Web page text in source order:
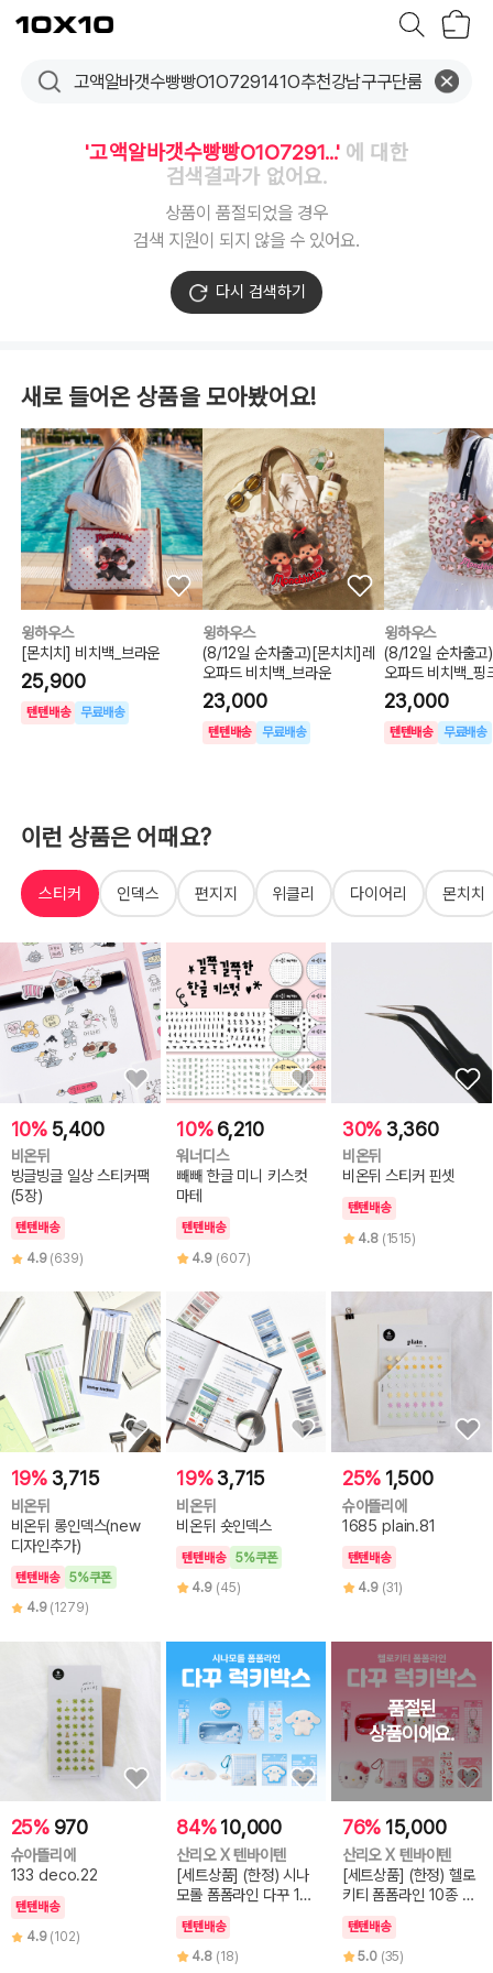
텐
바
'고액알바갯수빵빵O1O7291...' 에 대한
검색결과가 없어요.
상품이 품절되었을 경우
검색 지원이 되지 않을 수 있어요.
다시 검색하기
새로 들어온 상품을 모아봤어요!
윙하우스
[몬치치] 비치백_브라운
25,900
텐텐배송 무료배송
윙하우스
(8/12일 순차출고)[몬치치]레
오파드 비치백_브라운
23,000
텐텐배송 무료배송
윙하우스
(8/12일 순차출고
오파드 비치백_핑
23,000
텐텐배송 무료배송
이런 상품은 어때요?
스티커 인덱스 편지지 위클리 다이어리 몬치치
10% 5,400
비온뒤
빙글빙글 일상 스티커팩
(5장)
텐텐배송
4.9 (639)
10% 6,210
워너디스
빼빼 한글 미니 키스컷
마테
텐텐배송
4.9 (607)
30% 3,360
비온뒤
비온뒤 스티커 핀셋
텐텐배송
4.8 (1515)
19% 3,715
비온뒤
비온뒤 롱인덱스(new
디자인추가)
텐텐배송
5%쿠폰
4.9 (1279)
19% 3,715
비온뒤
비온뒤 숏인덱스
텐텐배송
5%쿠폰
4.9 (45)
25% 1,500
슈아뜰리에
1685 plain.81
텐텐배송
4.9 (31)
25% 970
슈아뜰리에
133 deco.22
텐텐배송
4.9 (102)
84% 10,000
산리오 X 텐바이텐
[세트상품] (한정) 시나
모롤 폼폼라인 다꾸 10
텐텐배송
4.8 (18)
76% 15,000
산리오 X 텐바이텐
[세트상품] (한정) 헬로
키티 폼폼라인 10종 다
텐텐배송
5.0 (35)